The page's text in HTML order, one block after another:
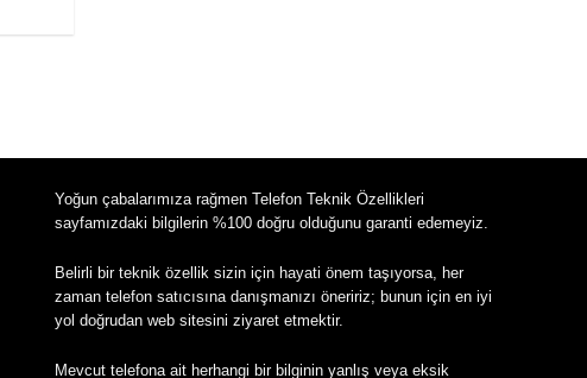
Yoğun çabalarımıza rağmen Telefon Teknik Özellikleri
sayfamızdaki bilgilerin %100 doğru olduğunu garanti edemeyiz.
Belirli bir teknik özellik sizin için hayati önem taşıyorsa, her
zaman telefon satıcısına danışmanızı öneririz; bunun için en iyi
yol doğrudan web sitesini ziyaret etmektir.
Mevcut telefona ait herhangi bir bilginin yanlış veya eksik